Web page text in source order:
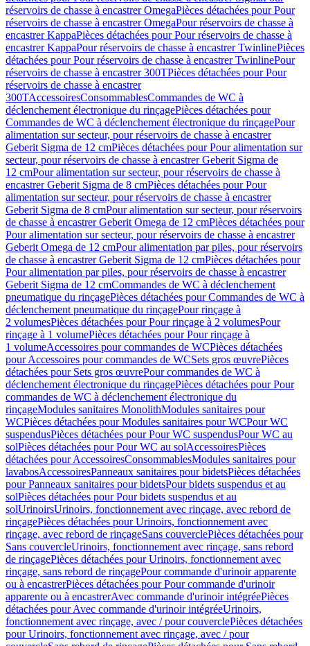
réservoirs de chasse à encastrer OmegaPièces détachées pour Pour
réservoirs de chasse à encastrer OmegaPour réservoirs de chasse à
encastrer KappaPièces détachées pour Pour réservoirs de chasse à
encastrer KappaPour réservoirs de chasse à encastrer TwinlinePièces
détachées pour Pour réservoirs de chasse à encastrer TwinlinePour
réservoirs de chasse à encastrer 300TPièces détachées pour Pour
réservoirs de chasse à encastrer
300TAccessoiresConsommablesCommandes de WC à
déclenchement électronique du rinçagePièces détachées pour
Commandes de WC à déclenchement électronique du rinçagePour
alimentation sur secteur, pour réservoirs de chasse à encastrer
Geberit Sigma de 12 cmPièces détachées pour Pour alimentation sur
secteur, pour réservoirs de chasse à encastrer Geberit Sigma de
12 cmPour alimentation sur secteur, pour réservoirs de chasse à
encastrer Geberit Sigma de 8 cmPièces détachées pour Pour
alimentation sur secteur, pour réservoirs de chasse à encastrer
Geberit Sigma de 8 cmPour alimentation sur secteur, pour réservoirs
de chasse à encastrer Geberit Omega de 12 cmPièces détachées pour
Pour alimentation sur secteur, pour réservoirs de chasse à encastrer
Geberit Omega de 12 cmPour alimentation par piles, pour réservoirs
de chasse à encastrer Geberit Sigma de 12 cmPièces détachées pour
Pour alimentation par piles, pour réservoirs de chasse à encastrer
Geberit Sigma de 12 cmCommandes de WC à déclenchement
pneumatique du rinçagePièces détachées pour Commandes de WC à
déclenchement pneumatique du rinçagePour rinçage à
2 volumesPièces détachées pour Pour rinçage à 2 volumesPour
rinçage à 1 volumePièces détachées pour Pour rinçage à
1 volumeAccessoires pour commandes de WCPièces détachées
pour Accessoires pour commandes de WCSets gros œuvrePièces
détachées pour Sets gros œuvrePour commandes de WC à
déclenchement électronique du rinçagePièces détachées pour Pour
commandes de WC à déclenchement électronique du
rinçageModules sanitaires MonolithModules sanitaires pour
WCPièces détachées pour Modules sanitaires pour WCPour WC
suspendusPièces détachées pour Pour WC suspendusPour WC au
solPièces détachées pour Pour WC au solAccessoiresPièces
détachées pour AccessoiresConsommablesModules sanitaires pour
lavabosAccessoiresPanneaux sanitaires pour bidetsPièces détachées
pour Panneaux sanitaires pour bidetsPour bidets suspendus et au
solPièces détachées pour Pour bidets suspendus et au
solUrinoirsUrinoirs, fonctionnement avec rinçage, avec rebord de
rinçagePièces détachées pour Urinoirs, fonctionnement avec
rinçage, avec rebord de rinçageSans couverclePièces détachées pour
Sans couvercleUrinoirs, fonctionnement avec rinçage, sans rebord
de rinçagePièces détachées pour Urinoirs, fonctionnement avec
rinçage, sans rebord de rinçagePour commande d'urinoir apparente
ou à encastrerPièces détachées pour Pour commande d'urinoir
apparente ou à encastrerAvec commande d'urinoir intégréePièces
détachées pour Avec commande d'urinoir intégréeUrinoirs,
fonctionnement avec rinçage, avec / pour couverclePièces détachées
pour Urinoirs, fonctionnement avec rinçage, avec / pour